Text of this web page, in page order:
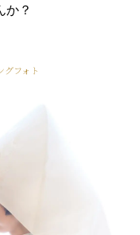
か？
グフォト